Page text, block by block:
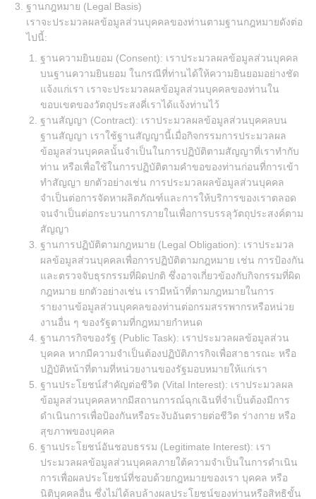
ฐานกฎหมาย (Legal Basis)
เราจะประมวลผลข้อมูลส่วนบุคคลของท่านตามฐานกฎหมายดังต่อ
ไปนี้:
ฐานความยินยอม (Consent): เราประมวลผลข้อมูลส่วนบุคคล
บนฐานความยินยอม ในกรณีที่ท่านได้ให้ความยินยอมอย่างชัด
แจ้งแก่เรา เราจะประมวลผลข้อมูลส่วนบุคคลของท่านใน
ขอบเขตของวัตถุประสงคี่เราได้แจ้งท่านไว้
ฐานสัญญา (Contract): เราประมวลผลข้อมูลส่วนบุคคลบน
ฐานสัญญา เราใช้ฐานสัญญานี้เมื่อกิจกรรมการประมวลผล
ข้อมูลส่วนบุคคลนั้นจำเป็นในการปฏิบัติตามสัญญาที่เราทำกับ
ท่าน หรือเพื่อใช้ในการปฏิบัติตามคำขอของท่านก่อนที่การเข้า
ทำสัญญา ยกตัวอย่างเช่น การประมวลผลข้อมูลส่วนบุคคล
จำเป็นต่อการจัดหาผลิตภัณฑ์และการให้บริการของเราตลอด
จนจำเป็นต่อกระบวนการภายในเพื่อการบรรลุวัตถุประสงค์ตาม
สัญญา
ฐานการปฏิบัติตามกฎหมาย (Legal Obligation): เราประมวล
ผลข้อมูลส่วนบุคคลเพื่อการปฏิบัติตามกฎหมาย เช่น การป้องกัน
และตรวจจับธุรกรรมที่ผิดปกติ ซึ่งอาจเกี่ยวข้องกับกิจกรรมที่ผิด
กฎหมาย ยกตัวอย่างเช่น เรามีหน้าที่ตามกฎหมายในการ
รายงานข้อมูลส่วนบุคคลของท่านต่อกรมสรรพากรหรือหน่วย
งานอื่น ๆ ของรัฐตามที่กฎหมายกำหนด
ฐานภารกิจของรัฐ (Public Task): เราประมวลผลข้อมูลส่วน
บุคคล หากมีความจำเป็นต้องปฏิบัติภารกิจเพื่อสาธารณะ หรือ
ปฏิบัติหน้าที่ตามที่หน่วยงานของรัฐมอบหมายให้แก่เรา
ฐานประโยชน์สำคัญต่อชีวิต (Vital Interest): เราประมวลผล
ข้อมูลส่วนบุคคลหากมีสถานการณ์ฉุกเฉินที่จำเป็นต้องมีการ
ดำเนินการเพื่อป้องกันหรือระงับอันตรายต่อชีวิต ร่างกาย หรือ
สุขภาพของบุคคล
ฐานประโยชน์อันชอบธรรม (Legitimate Interest): เรา
ประมวลผลข้อมูลส่วนบุคคลภายใต้ความจำเป็นในการดำเนิน
การเพื่อผลประโยชน์ที่ชอบด้วยกฎหมายของเรา บุคคล หรือ
นิติบุคคลอื่น ซึ่งไม่ได้ลบล้างผลประโยชน์ของท่านหรือสิทธิขั้น